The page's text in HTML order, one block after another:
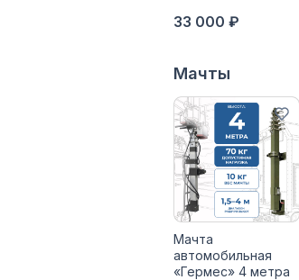
33 000 ₽
Мачты
Мачта
автомобильная
«Гермес» 4 метра